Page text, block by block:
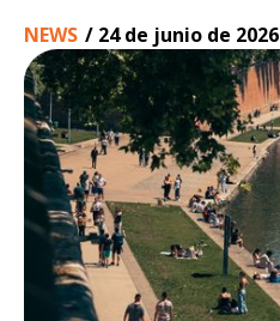
NEWS / 24 de junio de 2026